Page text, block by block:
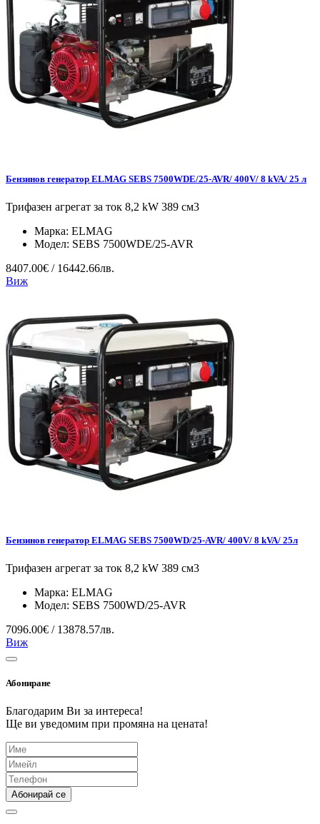
Бензинов генератор ELMAG SEBS 7500WDE/25-AVR/ 400V/ 8 kVA/ 25 л
Трифазен агрегат за ток 8,2 kW 389 см3
Марка: ELMAG
Модел: SEBS 7500WDE/25-AVR
8407.00€ / 16442.66лв.
Виж
Бензинов генератор ELMAG SEBS 7500WD/25-AVR/ 400V/ 8 kVA/ 25л
Трифазен агрегат за ток 8,2 kW 389 см3
Марка: ELMAG
Модел: SEBS 7500WD/25-AVR
7096.00€ / 13878.57лв.
Виж
Абониране
Благодарим Ви за интереса!
Ще ви уведомим при промяна на цената!
Абонирай се